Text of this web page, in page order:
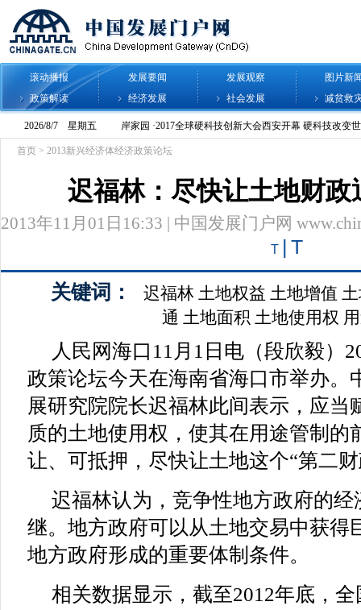
滚动播报 发展要闻 发展观察
图片新
政策解读
经济发展 社会发展 减贫救
首页 > 2013新兴经济体经济政策论坛
迟福林：尽快让土地财政
2013年11月01日16:33 | 中国发展门户网
T T
关键词： 迟福林 土地权益 土地增值
通 土地面积 土地使用权
人民网海口11月1日电（段欣毅）
政策论坛今天在海南省海口市举办。
展研究院院长迟福林此间表示，应当
质的土地使用权，使其在用途管制的
让、可抵押，尽快让土地这个“第二
迟福林认为，竞争性地方政府的
继。地方政府可以从土地交易中获得
地方政府形成的重要体制条件。
相关数据显示，截至2012年底，